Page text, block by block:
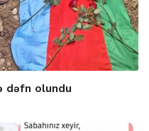
dəfn olundu